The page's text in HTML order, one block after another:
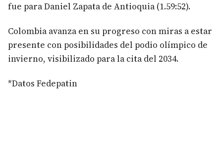
fue para Daniel Zapata de Antioquia (1.59:52).
Colombia avanza en su progreso con miras a estar
presente con posibilidades del podio olímpico de
invierno, visibilizado para la cita del 2034.
*Datos Fedepatin